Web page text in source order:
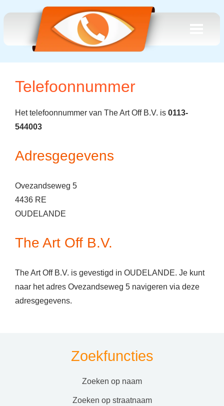
Telefoonnummer
Het telefoonnummer van The Art Off B.V. is 0113-
544003
Adresgegevens
Ovezandseweg 5
4436 RE
OUDELANDE
The Art Off B.V.
The Art Off B.V. is gevestigd in OUDELANDE. Je kunt
naar het adres Ovezandseweg 5 navigeren via deze
adresgegevens.
Zoekfuncties
zoeken op naam
zoeken op straatnaam